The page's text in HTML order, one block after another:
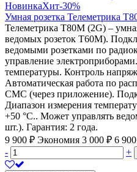
НовинкаХит-30%
Умная розетка Телеметрика
Телеметрика Т80M (2G) –
ведомых розеток Т60M).
ведомыми розетками по
управление
температуры. Контроль
Автоматическая работа по
СМС (через приложение).
Диапазон измерения
+50 °C.. Может управлять
шт.). Гарантия: 2 года.
9 900 ₽ Экономия 3 000 ₽ 6
-
+